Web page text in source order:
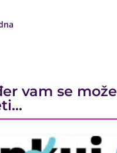
vam se može